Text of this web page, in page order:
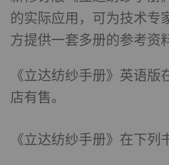
的实际应用，可为技术专
方提供一套多册的参考资
《立达纺纱手册》英语
店有售。
《立达纺纱手册》在下列